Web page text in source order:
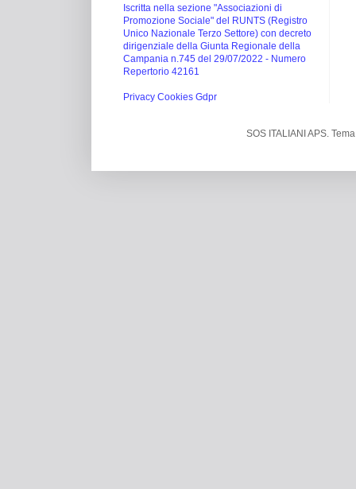
Iscritta nella sezione "Associazioni di
Promozione Sociale" del RUNTS (Registro
Unico Nazionale Terzo Settore) con decreto
dirigenziale della Giunta Regionale della
Campania n.745 del 29/07/2022 - Numero
Repertorio 42161
Privacy Cookies Gdpr
SOS ITALIANI APS.